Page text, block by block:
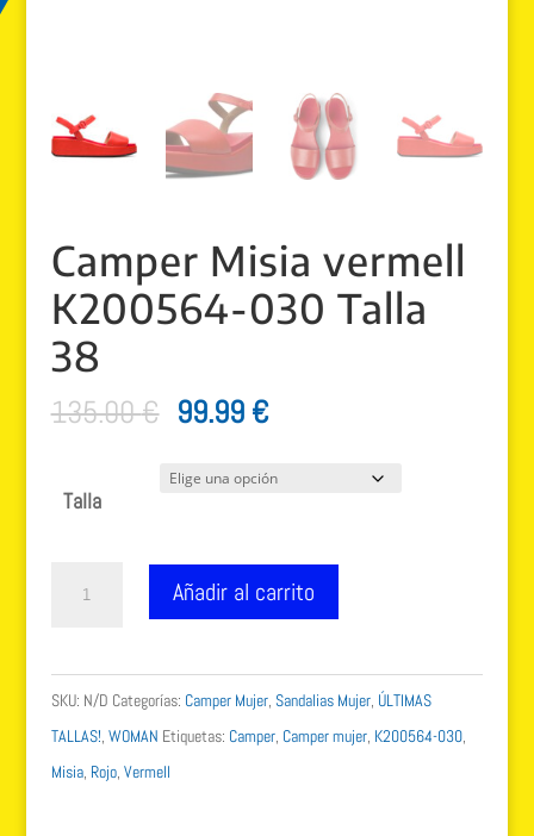
Camper Misia vermell
K200564-030 Talla
38
135.00€ El
original
135.00 €.
99.99 €El
actual
99.99 €.
Talla
Añadir al carrito
SKU: N/D Categorías: Camper Mujer, Sandalias Mujer, ÚLTIMAS
TALLAS!, WOMAN Etiquetas: Camper, Camper mujer, K200564-030,
Misia, Rojo, Vermell